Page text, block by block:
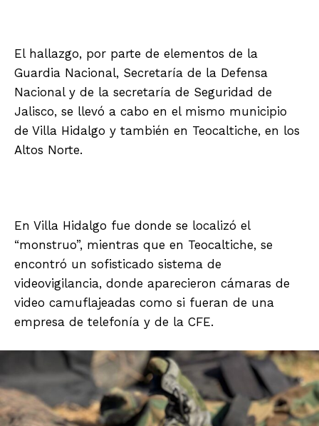
El hallazgo, por parte de elementos de la
Guardia Nacional, Secretaría de la Defensa
Nacional y de la secretaría de Seguridad de
Jalisco, se llevó a cabo en el mismo municipio
de Villa Hidalgo y también en Teocaltiche, en los
Altos Norte.
En Villa Hidalgo fue donde se localizó el
“monstruo”, mientras que en Teocaltiche, se
encontró un sofisticado sistema de
videovigilancia, donde aparecieron cámaras de
video camuflajeadas como si fueran de una
empresa de telefonía y de la CFE.